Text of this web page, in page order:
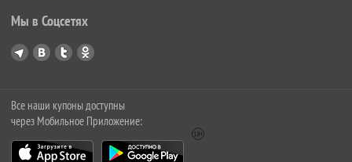
Мы в Соцсетях
Все наши купоны доступны
через Мобильное Приложение: